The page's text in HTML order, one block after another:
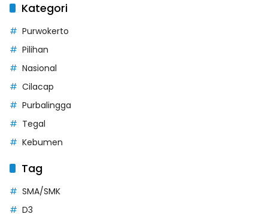
Kategori
Purwokerto
Pilihan
Nasional
Cilacap
Purbalingga
Tegal
Kebumen
Tag
SMA/SMK
D3